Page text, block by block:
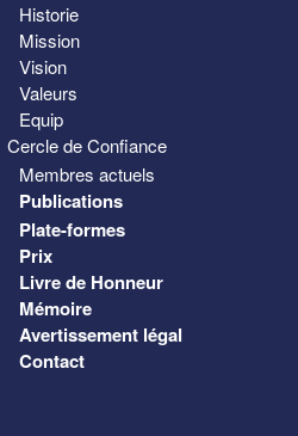
Historie
Mission
Vision
Valeurs
Equip
Cercle de Confiance
Membres actuels
Publications
Plate-formes
Prix
Livre de Honneur
Mémoire
Avertissement légal
Contact